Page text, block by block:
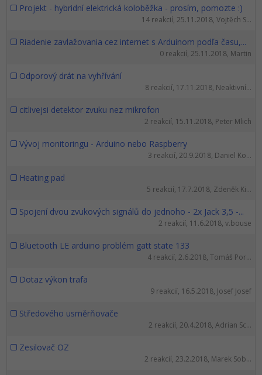
Projekt - hybridní elektrická koloběžka - prosím, pomozte :)
14 reakcií, 25.11.2018, Vojtěch S...
Riadenie zavlažovania cez internet s Arduinom podľa času,...
0 reakcií, 25.11.2018, Martin
Odporový drát na vyhřívání
8 reakcií, 17.11.2018, Neaktivní...
citlivejsi detektor zvuku nez mikrofon
2 reakcií, 15.11.2018, Peter Mlich
Vývoj monitoringu - Arduino nebo Raspberry
3 reakcií, 20.9.2018, Daniel Ko...
Heating pad
5 reakcií, 17.7.2018, Zdeněk Ki...
Spojení dvou zvukových signálů do jednoho - 2x Jack 3,5 -...
2 reakcií, 11.6.2018, v.bouse
Bluetooth LE arduino problém gatt state 133
4 reakcií, 2.6.2018, Tomáš Por...
Dotaz výkon trafa
9 reakcií, 16.5.2018, Josef Josef
Středového usměrňovače
2 reakcií, 20.4.2018, Adrian Sc...
Zesilovač OZ
2 reakcií, 23.2.2018, Marek Sob...